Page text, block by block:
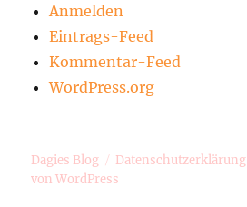
Anmelden
Eintrags-Feed
Kommentar-Feed
WordPress.org
Dagies Blog Datenschutzerklärung
von WordPress